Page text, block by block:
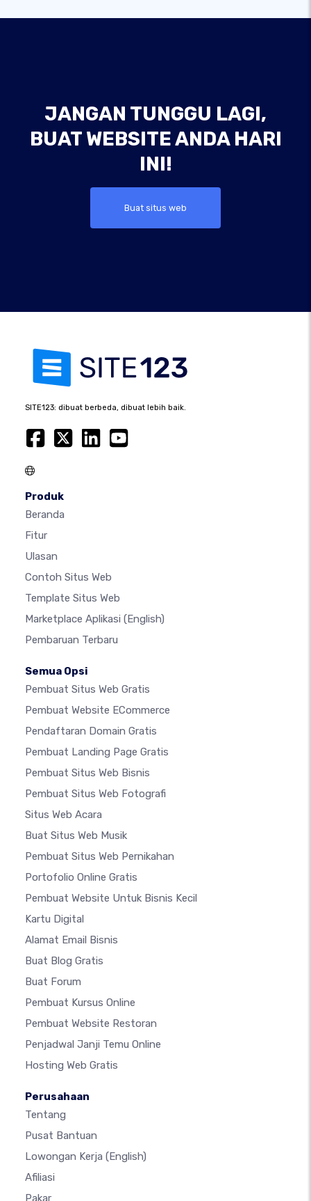
JANGAN TUNGGU LAGI,
BUAT WEBSITE ANDA HARI
INI!
Buat situs web
SITE123: dibuat berbeda, dibuat lebih baik.
Produk
Beranda
Fitur
Ulasan
Contoh Situs Web
Template Situs Web
Marketplace Aplikasi (English)
Pembaruan Terbaru
Semua Opsi
Pembuat Situs Web Gratis
Pembuat Website ECommerce
Pendaftaran Domain Gratis
Pembuat Landing Page Gratis
Pembuat Situs Web Bisnis
Pembuat Situs Web Fotografi
Situs Web Acara
Buat Situs Web Musik
Pembuat Situs Web Pernikahan
Portofolio Online Gratis
Pembuat Website Untuk Bisnis Kecil
Kartu Digital
Alamat Email Bisnis
Buat Blog Gratis
Buat Forum
Pembuat Kursus Online
Pembuat Website Restoran
Penjadwal Janji Temu Online
Hosting Web Gratis
Perusahaan
Tentang
Pusat Bantuan
Lowongan Kerja (English)
Afiliasi
Pakar